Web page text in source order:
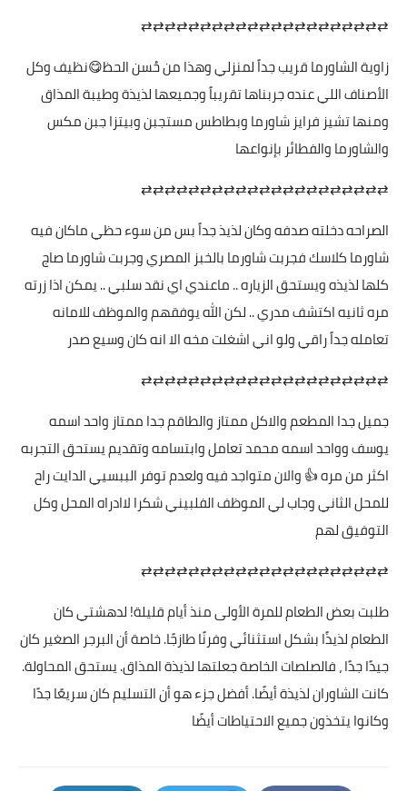
⇄⇄⇄⇄⇄⇄⇄⇄⇄⇄⇄⇄⇄⇄⇄⇄⇄⇄⇄⇄⇄
زاوية الشاورما قريب جداً لمنزلي وهذا من حُسن الحظ😋نظيف وكل
الأصناف اللي عنده جربناها تقريباً وجميعها لذيذة وطيبة المذاق
ومنها تشيز فرايز شاورما وبطاطس مستجبن وبيتزا جبن مكس
والشاورما والفطائر بإنواعها
⇄⇄⇄⇄⇄⇄⇄⇄⇄⇄⇄⇄⇄⇄⇄⇄⇄⇄⇄⇄⇄
الصراحه دخلته صدفه وكان لذيذ جداً بس من سوء حظي ماكان فيه
شاورما كلاسك فجربت شاورما بالخبز المصري وجربت شاورما صاج
كلها لذيذه ويستحق الزياره .. ماعندي اي نقد سلبي .. يمكن اذا زرته
مره ثانيه اكتشف مدري .. لكن الله يوفقهم والموظف للامانه
تعامله جداً راقي ولو اني اشغلت مخه الا انه كان وسيع صدر
⇄⇄⇄⇄⇄⇄⇄⇄⇄⇄⇄⇄⇄⇄⇄⇄⇄⇄⇄⇄⇄
جميل جدا المطعم والاكل ممتاز والطاقم جدا ممتاز واحد اسمه
يوسف وواحد اسمه محمد تعامل وابتسامه وتقديم يستحق التجربه
اكثر من مره 👍 والان متواجد فيه ولعدم توفر الببسيي الدايت راح
للمحل الثاني وجاب لي الموظف الفلبيني شكرا لاادراه المحل وكل
التوفيق لهم
⇄⇄⇄⇄⇄⇄⇄⇄⇄⇄⇄⇄⇄⇄⇄⇄⇄⇄⇄⇄⇄
طلبت بعض الطعام للمرة الأولى منذ أيام قليلة! لدهشتي كان
الطعام لذيذًا بشكل استثنائي وفرنًا طازجًا. خاصة أن البرجر الصغير كان
جيدًا جدًا ، فالصلصات الخاصة جعلتها لذيذة المذاق. يستحق المحاولة.
كانت الشاوران لذيذة أيضًا. أفضل جزء هو أن التسليم كان سريعًا جدًا
وكانوا يتخذون جميع الاحتياطات أيضًا